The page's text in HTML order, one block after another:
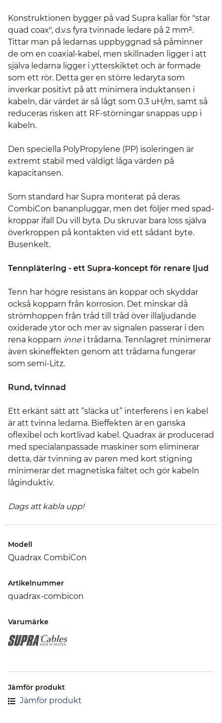
Konstruktionen bygger på vad Supra kallar för "star
quad coax", d.v.s fyra tvinnade ledare på 2 mm².
Tittar man på ledarnas uppbyggnad så påminner
de om en coaxial-kabel, men skillnaden ligger i att
själva ledarna ligger i ytterskiktet och är formade
som ett rör. Detta ger en större ledaryta som
inverkar positivt på att minimera induktansen i
kabeln, där värdet är så lågt som 0.3 uH/m, samt så
reduceras risken att RF-störningar snappas upp i
kabeln.
Den speciella PolyPropylene (PP) isoleringen är
extremt stabil med väldigt låga värden på
kapacitansen.
Som standard har Supra monterat på deras
CombiCon bananpluggar, men det följer med spad-
kroppar ifall Du vill byta. Du skruvar bara loss själva
överkroppen på kontakten vid ett sådant byte.
Busenkelt.
Tennplätering - ett Supra-koncept för renare ljud
Tenn har högre resistans än koppar och skyddar
också kopparn från korrosion. Det minskar då
strömhoppen från tråd till tråd över illaljudande
oxiderade ytor och mer av signalen passerar i den
rena kopparn inne i trådarna. Tennlagret minimerar
även skineffekten genom att trådarna fungerar
som semi-Litz.
Rund, tvinnad
Ett erkänt sätt att ”släcka ut” interferens i en kabel
är att tvinna ledarna. Bieffekten är en ganska
oflexibel och kortlivad kabel. Quadrax är producerad
med specialanpassade maskiner som eliminerar
detta, där tvinning av paren med kort stigning
minimerar det magnetiska fältet och gör kabeln
låginduktiv.
Dags att kabla upp!
Modell
Quadrax CombiCon
Artikelnummer
quadrax-combicon
Varumärke
Jämför produkt
Jämför produkt